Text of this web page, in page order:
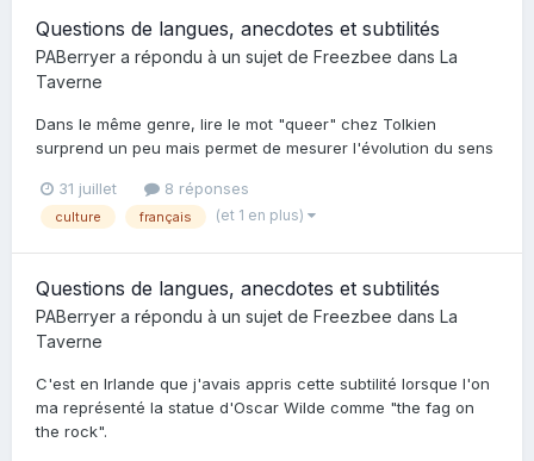
Questions de langues, anecdotes et subtilités
PABerryer a répondu à un sujet de Freezbee dans La
Taverne
Dans le même genre, lire le mot "queer" chez Tolkien
surprend un peu mais permet de mesurer l'évolution du sens
31 juillet 8 réponses
culture français (et 1 en plus)
Questions de langues, anecdotes et subtilités
PABerryer a répondu à un sujet de Freezbee dans La
Taverne
C'est en Irlande que j'avais appris cette subtilité lorsque l'on
ma représenté la statue d'Oscar Wilde comme "the fag on
the rock".